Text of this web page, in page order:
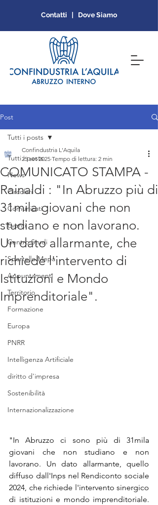
Contatti | Dove Siamo
Post
Tutti i posts
News
Circolari
Comunicati
Eventi
Centro Studi
Sportello Mepa
Appuntamenti
Territorio
Formazione
Europa
PNRR
Intelligenza Artificiale
diritto d'impresa
Sostenibilità
Internazionalizzazione
Tutti i posts
COMUNICATO STAMPA -
Rainaldi : "In Abruzzo più di
31mila giovani che non
studiano e non lavorano.
Un dato allarmante, che
richiede l'intervento di
Istituzioni e Mondo
Imprenditoriale".
Confindustria L'Aquila
25 set 2025 Tempo di lettura: 2 min
"In Abruzzo ci sono più di 31mila
giovani che non studiano e non
lavorano. Un dato allarmante, quello
diffuso dall'Inps nel Rendiconto sociale
2024, che richiede l'intervento sinergico
di istituzioni e mondo imprenditoriale.